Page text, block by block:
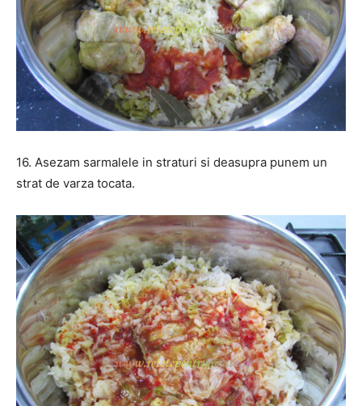
16. Asezam sarmalele in straturi si deasupra punem un
strat de varza tocata.